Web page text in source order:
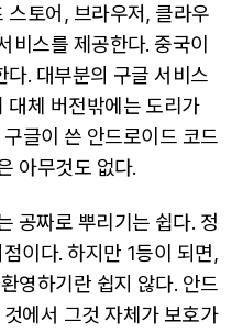
스토어, 브라우저, 클라우
비스를 제공한다. 중국이
다. 대부분의 구글 서비스
대체 버전밖에는 도리가
글이 쓴 안드로이드 코드
아무것도 없다.
공짜로 뿌리기는 쉽다. 정
이다. 하지만 1등이 되면,
영하기란 쉽지 않다. 안드
에서 그것 자체가 보호가